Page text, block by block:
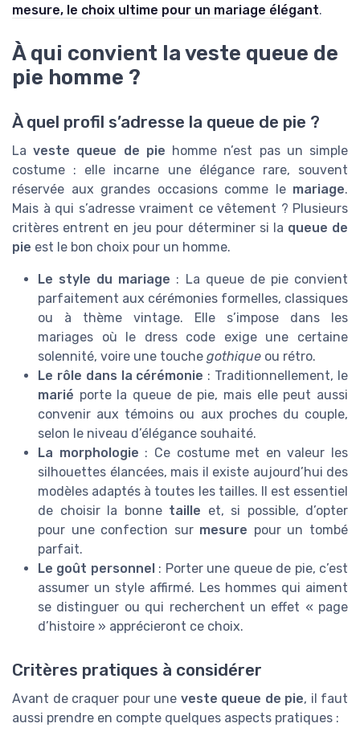
mesure, le choix ultime pour un mariage élégant.
À qui convient la veste queue de
pie homme ?
À quel profil s’adresse la queue de pie ?
Laveste queue de pie homme n’est pas un simple
costume : elle incarne une élégance rare, souvent
réservée aux grandes occasions comme le mariage.
Mais à qui s’adresse vraiment ce vêtement ? Plusieurs
critères entrent en jeu pour déterminer si la queue de
pie est le bon choix pour un homme.
Le style du mariage : La queue de pie convient
parfaitement aux cérémonies formelles, classiques
ou à thème vintage. Elle s’impose dans les
mariages où le dress code exige une certaine
solennité, voire une touche gothique ou rétro.
Le rôle dans la cérémonie : Traditionnellement, le
marié porte la queue de pie, mais elle peut aussi
convenir aux témoins ou aux proches du couple,
selon le niveau d’élégance souhaité.
La morphologie : Ce costume met en valeur les
silhouettes élancées, mais il existe aujourd’hui des
modèles adaptés à toutes les tailles. Il est essentiel
de choisir la bonne taille et, si possible, d’opter
pour une confection sur mesure pour un tombé
parfait.
Le goût personnel : Porter une queue de pie, c’est
assumer un style affirmé. Les hommes qui aiment
se distinguer ou qui recherchent un effet « page
d’histoire » apprécieront ce choix.
Critères pratiques à considérer
Avant de craquer pour une veste queue de pie, il faut
aussi prendre en compte quelques aspects pratiques :